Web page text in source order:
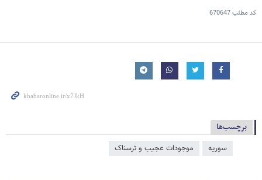
کد مطلب670647
برچسب‌ها
سوریه موجودات عجیب و ترسناک